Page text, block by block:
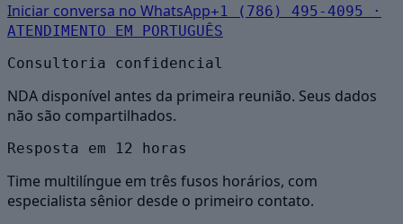
Iniciar conversa no WhatsApp+1 (786) 495-4095 ·
ATENDIMENTO EM PORTUGUÊS
Consultoria confidencial
NDA disponível antes da primeira reunião. Seus dados
não são compartilhados.
Resposta em 12 horas
Time multilíngue em três fusos horários, com
especialista sênior desde o primeiro contato.